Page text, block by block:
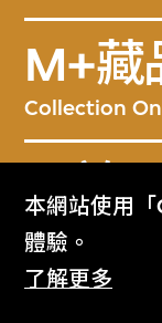
本網站使用
體驗。
了解更多
M+藏
Collection
關於
About the
M+雜誌